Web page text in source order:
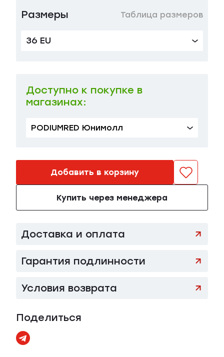
Размеры Таблица размеров
36 EU
39.5 EU
40 EU
Доступно к покупке в
магазинах:
PODIUMRED Юнимолл
Добавить в корзину
Купить через менеджера
Доставка и оплата
Гарантия подлинности
Условия возврата
Поделиться